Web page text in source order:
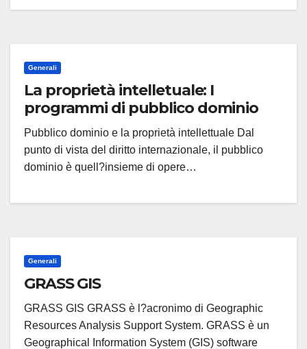
Generali
La proprietà intelletuale: I
programmi di pubblico dominio
Pubblico dominio e la proprietà intellettuale Dal
punto di vista del diritto internazionale, il pubblico
dominio è quell?insieme di opere…
Generali
GRASS GIS
GRASS GIS GRASS è l?acronimo di Geographic
Resources Analysis Support System. GRASS è un
Geographical Information System (GIS) software